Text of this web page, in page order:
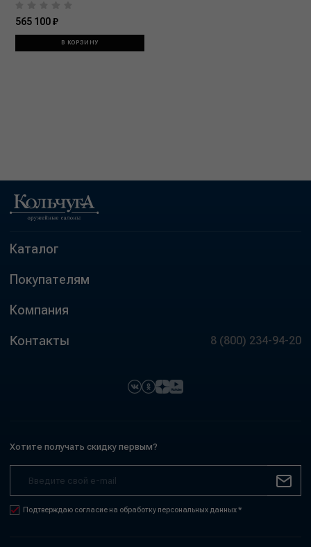
565 100 ₽
В КОРЗИНУ
Каталог
Покупателям
Компания
Контакты 8 (800) 234-94-20
Хотите получать скидку первым?
Подтверждаю согласие на обработку персональных данных *